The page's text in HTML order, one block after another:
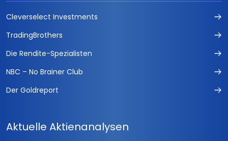
Cleverselect Investments
TradingBrothers
Die Rendite-Spezialisten
NBC – No Brainer Club
Der Goldreport
Aktuelle Aktienanalysen